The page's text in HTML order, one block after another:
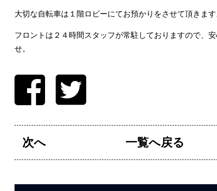
大切な自転車は１階ロビーにてお預かりをさせて頂きま
フロントは２４時間スタッフが常駐しておりますので、
せ。
次へ 一覧へ戻る